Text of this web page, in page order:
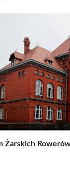
Żarskich